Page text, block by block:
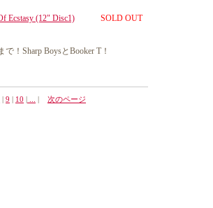
Ecstasy (12" Disc1) SOLD OUT
！Sharp BoysとBooker T！
9 10 ... 次のページ